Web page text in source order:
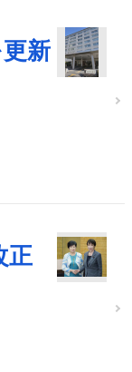
新
正